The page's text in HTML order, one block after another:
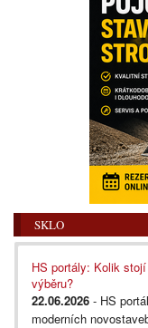
SKLO
HS portály: Kolik
výběru?
22.06.2026 - HS
moderních